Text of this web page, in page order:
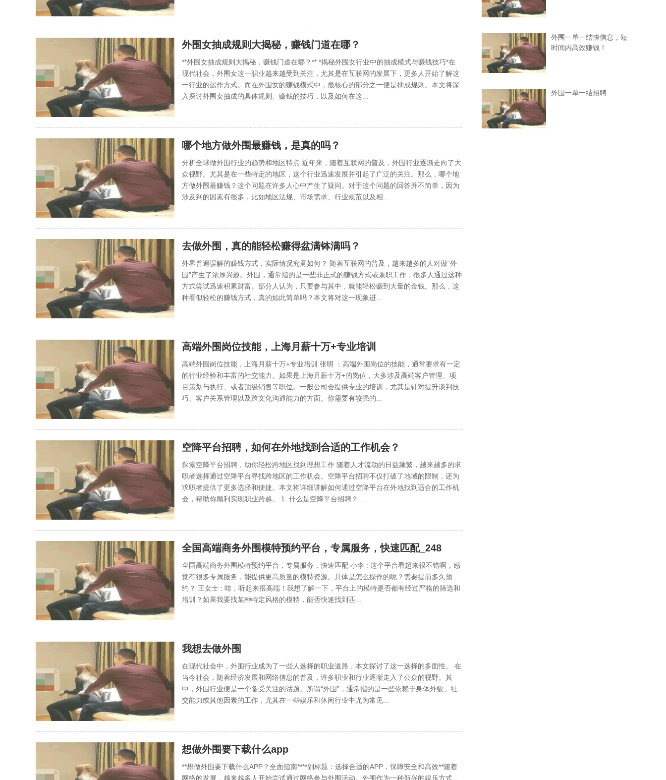
外围女抽成规则大揭秘，赚钱门道在哪？
**外围女抽成规则大揭秘，赚钱门道在哪？** *揭秘外围女行业中的抽成模式与赚钱技巧*在
现代社会，外围女这一职业越来越受到关注，尤其是在互联网的发展下，更多人开始了解这
一行业的运作方式。而在外围女的赚钱模式中，最核心的部分之一便是抽成规则。本文将深
入探讨外围女抽成的具体规则、赚钱的技巧，以及如何在这...
哪个地方做外围最赚钱，是真的吗？
分析全球做外围行业的趋势和地区特点 近年来，随着互联网的普及，外围行业逐渐走向了大
众视野。尤其是在一些特定的地区，这个行业迅速发展并引起了广泛的关注。那么，哪个地
方做外围最赚钱？这个问题在许多人心中产生了疑问。对于这个问题的回答并不简单，因为
涉及到的因素有很多，比如地区法规、市场需求、行业规范以及相...
去做外围，真的能轻松赚得盆满钵满吗？
外界普遍误解的赚钱方式，实际情况究竟如何？ 随着互联网的普及，越来越多的人对做“外
围”产生了浓厚兴趣。外围，通常指的是一些非正式的赚钱方式或兼职工作，很多人通过这种
方式尝试迅速积累财富。部分人认为，只要参与其中，就能轻松赚到大量的金钱。那么，这
种看似轻松的赚钱方式，真的如此简单吗？本文将对这一现象进...
高端外围岗位技能，上海月薪十万+专业培训
高端外围岗位技能，上海月薪十万+专业培训 张明 ：高端外围岗位的技能，通常要求有一定
的行业经验和丰富的社交能力。如果是上海月薪十万+的岗位，大多涉及高端客户管理、项
目策划与执行、或者顶级销售等职位。一般公司会提供专业的培训，尤其是针对提升谈判技
巧、客户关系管理以及跨文化沟通能力的方面。你需要有较强的...
空降平台招聘，如何在外地找到合适的工作机会？
探索空降平台招聘，助你轻松跨地区找到理想工作 随着人才流动的日益频繁，越来越多的求
职者选择通过空降平台寻找跨地区的工作机会。空降平台招聘不仅打破了地域的限制，还为
求职者提供了更多选择和便捷。本文将详细讲解如何通过空降平台在外地找到适合的工作机
会，帮助你顺利实现职业跨越。 1. 什么是空降平台招聘？ ...
全国高端商务外围模特预约平台，专属服务，快速匹配_248
全国高端商务外围模特预约平台，专属服务，快速匹配 小李 : 这个平台看起来很不错啊，感
觉有很多专属服务，能提供更高质量的模特资源。具体是怎么操作的呢？需要提前多久预
约？ 王女士 : 哇，听起来很高端！我想了解一下，平台上的模特是否都有经过严格的筛选和
培训？如果我要找某种特定风格的模特，能否快速找到匹...
我想去做外围
在现代社会中，外围行业成为了一些人选择的职业道路，本文探讨了这一选择的多面性。 在
当今社会，随着经济发展和网络信息的普及，许多职业和行业逐渐走入了公众的视野。其
中，外围行业便是一个备受关注的话题。所谓“外围”，通常指的是一些依赖于身体外貌、社
交能力或其他因素的工作，尤其在一些娱乐和休闲行业中尤为常见...
想做外围要下载什么app
**想做外围要下载什么APP？全面指南****副标题：选择合适的APP，保障安全和高效**随着
网络的发展，越来越多人开始尝试通过网络参与外围活动。外围作为一种新兴的娱乐方式，
外围一单一结快信息，短
时间内高效赚钱！
外围一单一结招聘